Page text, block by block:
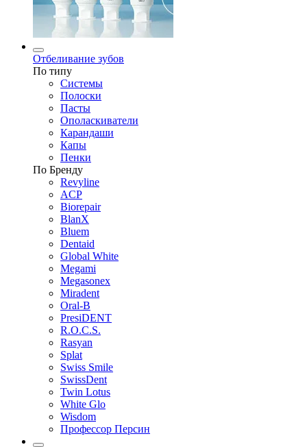
Отбеливание зубов
По типу
Системы
Полоски
Пасты
Ополаскиватели
Карандаши
Капы
Пенки
По Бренду
Revyline
ACP
Biorepair
BlanX
Bluem
Dentaid
Global White
Megami
Megasonex
Miradent
Oral-B
PresiDENT
R.O.C.S.
Rasyan
Splat
Swiss Smile
SwissDent
Twin Lotus
White Glo
Wisdom
Профессор Персин